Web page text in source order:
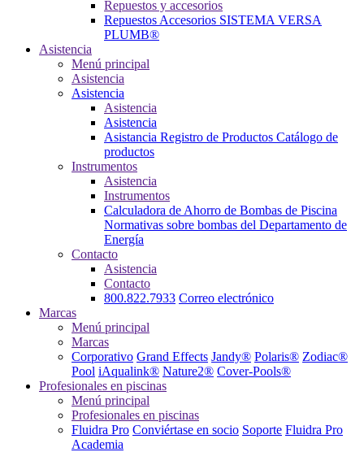
Repuestos y accesorios
Repuestos Accesorios SISTEMA VERSA
PLUMB®
Asistencia
Menú principal
Asistencia
Asistencia
Asistencia
Asistencia
Asistancia Registro de Productos Catálogo de
productos
Instrumentos
Asistencia
Instrumentos
Calculadora de Ahorro de Bombas de Piscina
Normativas sobre bombas del Departamento de
Energía
Contacto
Asistencia
Contacto
800.822.7933 Correo electrónico
Marcas
Menú principal
Marcas
Corporativo Grand Effects Jandy® Polaris® Zodiac®
Pool iAqualink® Nature2® Cover-Pools®
Profesionales en piscinas
Menú principal
Profesionales en piscinas
Fluidra Pro Conviértase en socio Soporte Fluidra Pro
Academia